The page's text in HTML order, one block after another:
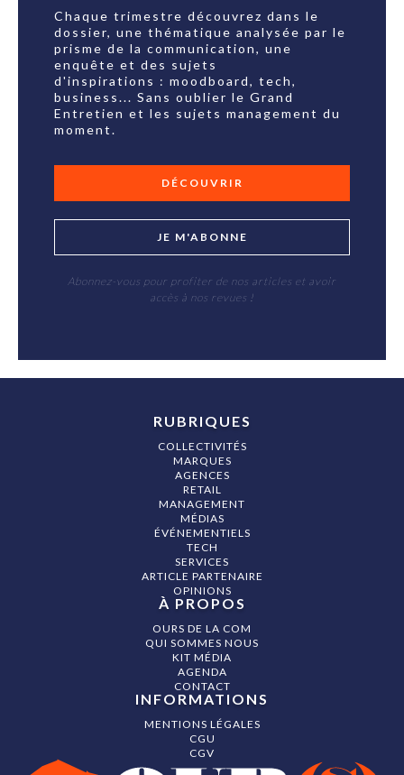
Chaque trimestre découvrez dans le
dossier, une thématique analysée par le
prisme de la communication, une
enquête et des sujets
d'inspirations : moodboard, tech,
business... Sans oublier le Grand
Entretien et les sujets management du
moment.
DÉCOUVRIR
JE M'ABONNE
Abonnez-vous pour profiter de nos articles et avoir
accès à nos revues !
RUBRIQUES
COLLECTIVITÉS
MARQUES
AGENCES
RETAIL
MANAGEMENT
MÉDIAS
ÉVÉNEMENTIELS
TECH
SERVICES
ARTICLE PARTENAIRE
OPINIONS
À PROPOS
OURS DE LA COM
QUI SOMMES NOUS
KIT MÉDIA
AGENDA
CONTACT
INFORMATIONS
MENTIONS LÉGALES
CGU
CGV